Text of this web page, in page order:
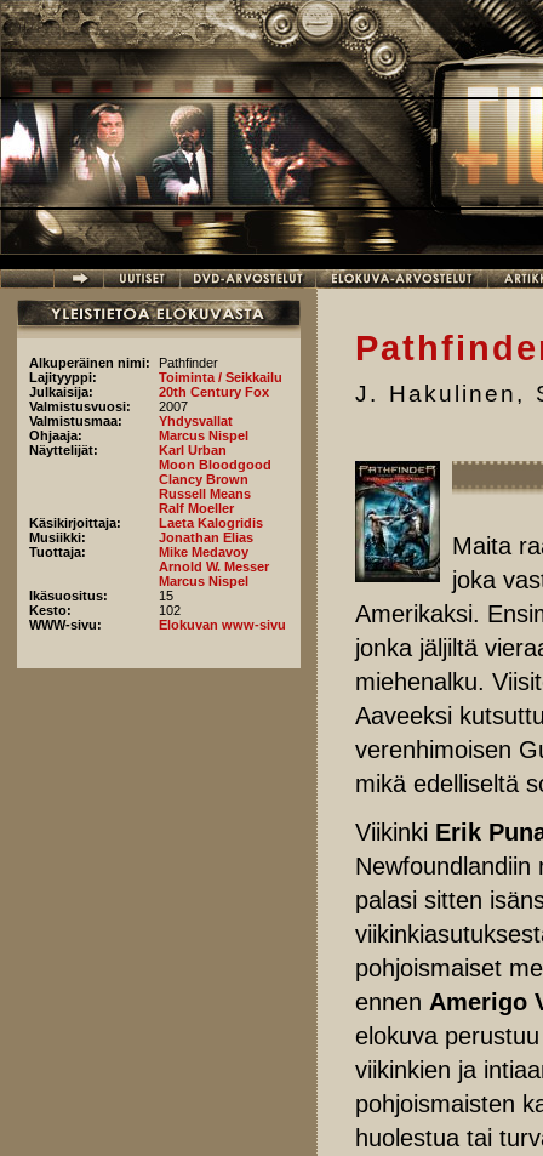
Hyppää pääsisältöön
Alkuperäinen nimi:
Pathfinder
Lajityyppi:
Toiminta / Seikkailu
Julkaisija:
20th Century Fox
Valmistusvuosi:
2007
Valmistusmaa:
Yhdysvallat
Ohjaaja:
Marcus Nispel
Näyttelijät:
Karl Urban
Moon Bloodgood
Clancy Brown
Russell Means
Ralf Moeller
Käsikirjoittaja:
Laeta Kalogridis
Musiikki:
Jonathan Elias
Tuottaja:
Mike Medavoy
Arnold W. Messer
Marcus Nispel
Ikäsuositus:
15
Kesto:
102
WWW-sivu:
Elokuvan www-sivu
J. Hakulinen,
Maita
joka
Amerikaksi.
jonka jäljiltä
miehenalku.
Aaveeksi
verenhimoisen
mikä edelliseltä
Viikinki Erik
Newfoundlandiin
palasi sitten
pohjoismaiset
ennen Amerigo
elokuva
viikinkien ja
pohjoismaisten
huolestua tai